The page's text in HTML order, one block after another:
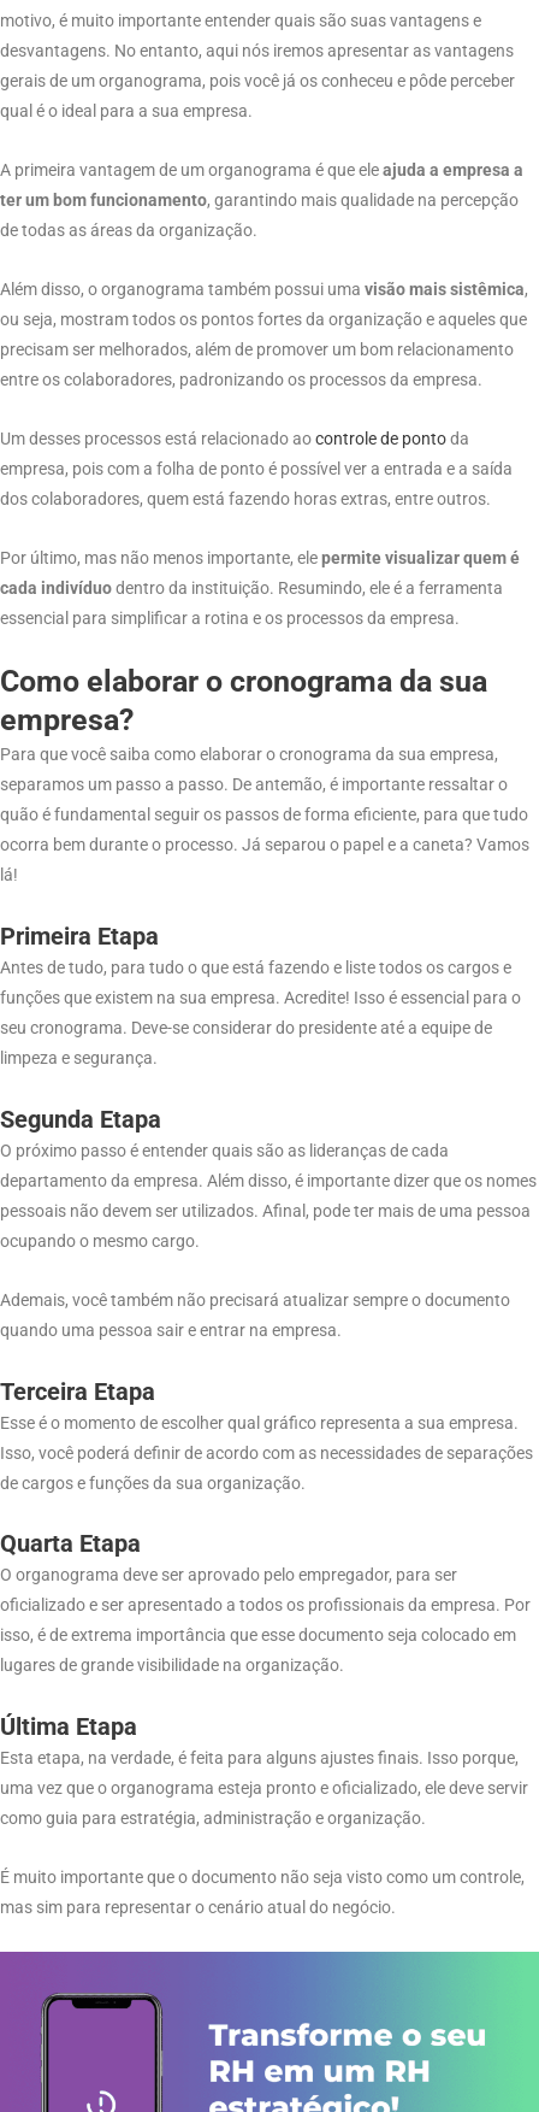
motivo, é muito importante entender quais são suas vantagens e
desvantagens. No entanto, aqui nós iremos apresentar as vantagens
gerais de um organograma, pois você já os conheceu e pôde perceber
qual é o ideal para a sua empresa.
A primeira vantagem de um organograma é que eleajuda a empresa a
ter um bom funcionamento, garantindo mais qualidade na percepção
de todas as áreas da organização.
Além disso, o organograma também possui uma visão mais sistêmica,
ou seja, mostram todos os pontos fortes da organização e aqueles que
precisam ser melhorados, além de promover um bom relacionamento
entre os colaboradores, padronizando os processos da empresa.
Um desses processos está relacionado aocontrolede pontoda
empresa, pois com a folha de ponto é possível ver a entrada e a saída
dos colaboradores, quem está fazendo horas extras, entre outros.
Por último, mas não menos importante, elepermite visualizar quem é
cada indivíduodentro da instituição. Resumindo, ele é a ferramenta
essencial para simplificar a rotina e os processos da empresa.
Como elaborar o cronograma da sua
empresa?
Para que você saiba como elaborar o cronograma da sua empresa,
separamos um passo a passo. De antemão, é importante ressaltar o
quão é fundamental seguir os passos de forma eficiente, para que tudo
ocorra bem durante o processo. Já separou o papel e a caneta? Vamos
lá!
Primeira Etapa
Antes de tudo, para tudo o que está fazendo e liste todos os cargos e
funções que existem na sua empresa. Acredite! Isso é essencial para o
seu cronograma. Deve-se considerar do presidente até a equipe de
limpeza e segurança.
Segunda Etapa
O próximo passo é entender quais são as lideranças de cada
departamento da empresa. Além disso, é importante dizer que os nomes
pessoais não devem ser utilizados. Afinal, pode ter mais de uma pessoa
ocupando o mesmo cargo.
Ademais, você também não precisará atualizar sempre o documento
quando uma pessoa sair e entrar na empresa.
Terceira Etapa
Esse é o momento de escolher qual gráfico representa a sua empresa.
Isso, você poderá definir de acordo com as necessidades de separações
de cargos e funções da sua organização.
Quarta Etapa
O organograma deve ser aprovado pelo empregador, para ser
oficializado e ser apresentado a todos os profissionais da empresa. Por
isso, é de extrema importância que esse documento seja colocado em
lugares de grande visibilidade na organização.
Última Etapa
Esta etapa, na verdade, é feita para alguns ajustes finais. Isso porque,
uma vez que o organograma esteja pronto e oficializado, ele deve servir
como guia para estratégia, administração e organização.
É muito importante que o documento não seja visto como um controle,
mas sim para representar o cenário atual do negócio.